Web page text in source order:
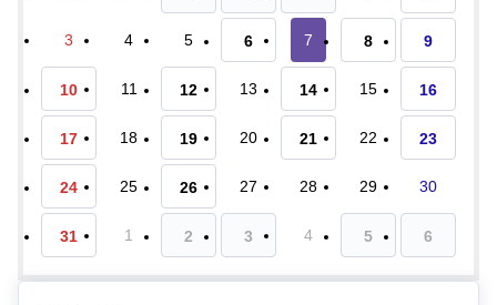
3 4 5 6 7 8 9
10 11 12 13 14 15 16
17 18 19 20 21 22 23
24 25 26 27 28 29 30
31 1 2 3 4 5 6